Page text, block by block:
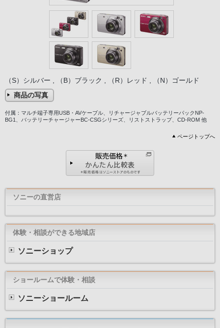
（S）シルバー , （B）ブラック , （R）レッド , （N）ゴールド
商品の写真
付属：マルチ端子専用USB・AVケーブル、リチャージャブルバッテリーパックNP-
BG1、バッテリーチャージャーBC-CSGシリーズ、リストストラップ、CD-ROM 他
ページトップへ
ソニーの直営店
体験・相談ができる地域店
ソニーショップ
ショールームで体験・相談
ソニーショールーム